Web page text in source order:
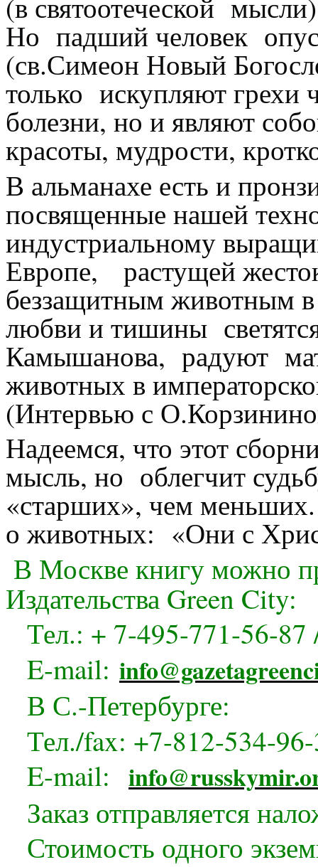
Но падший человек
(св.Симеон Новый
только искупляют грехи
болезни, но и являют
красоты, мудрости,
В альманахе есть и
посвященные нашей
индустриальному
Европе, растущей
беззащитным животным
любви и тишины
Камышанова, радуют
животных в
(Интервью с
Надеемся, что этот
мысль, но облегчит
«старших», чем
о животных: «Они с
В Москве книгу можно
Издательства Green City:
Тел.: + 7-495-771-56-87
E-mail:
В С.-Петербурге:
Тел./fax: +7-812-534-
E-mail:
Заказ отправляется
Стоимость одного